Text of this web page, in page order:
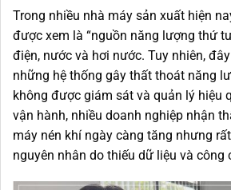
Trong nhiều nhà máy sản xuất hiện
được xem là “nguồn năng lượng thứ
điện, nước và hơi nước. Tuy nhiên,
những hệ thống gây thất thoát năng
không được giám sát và quản lý hiệu
vận hành, nhiều doanh nghiệp nhận
máy nén khí ngày càng tăng nhưng
nguyên nhân do thiếu dữ liệu và công